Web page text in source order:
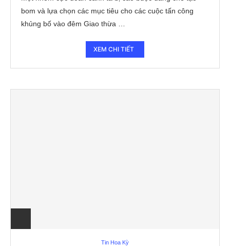
bom và lựa chọn các mục tiêu cho các cuộc tấn công
khủng bố vào đêm Giao thừa …
XEM CHI TIẾT
Tin Hoa Kỳ